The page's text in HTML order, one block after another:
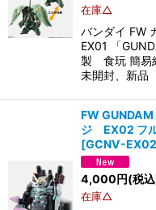
在庫△
バンダイ FW
EX01 「
製 食玩 簡易
未開封、新品
FW GUNDAM
ジ EX02 フ
[GCNV-EX02
4,000円(税
在庫△